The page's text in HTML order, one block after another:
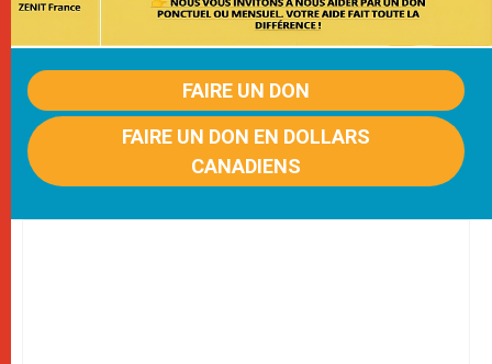
FAIRE UN DON
FAIRE UN DON EN DOLLARS
CANADIENS